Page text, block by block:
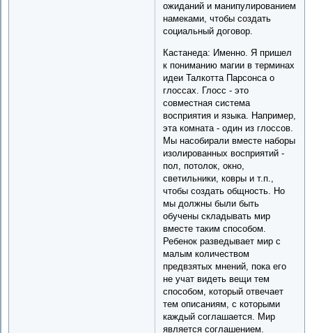
ожиданий и манипулированием
намеками, чтобы создать
социальный договор.
Кастанеда: Именно. Я пришел
к пониманию магии в терминах
идеи Талкотта Парсонса о
глоссах. Глосс - это
совместная система
восприятия и языка. Например,
эта комната - один из глоссов.
Мы насобирали вместе наборы
изолированных восприятий -
пол, потолок, окно,
светильники, ковры и т.п.,
чтобы создать общность. Но
мы должны были быть
обучены складывать мир
вместе таким способом.
Ребенок разведывает мир с
малым количеством
предвзятых мнений, пока его
не учат видеть вещи тем
способом, который отвечает
тем описаниям, с которыми
каждый соглашается. Мир
является соглашением.